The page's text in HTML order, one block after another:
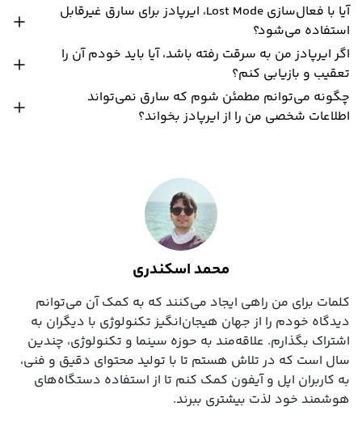
آیا با فعال‌سازی Lost Mode، ایرپادز برای سارق غیرقابل
استفاده می‌شود؟
اگر ایرپادز من به سرقت رفته باشد، آیا باید خودم آن را
تعقیب و بازیابی کنم؟
چگونه می‌توانم مطمئن شوم که سارق نمی‌تواند
اطلاعات شخصی من را از ایرپادز بخواند؟
محمد اسکندری
کلمات برای من راهی ایجاد می‌کنند که به کمک آن می‌توانم
دیدگاه خودم را از جهان هیجان‌انگیز تکنولوژی با دیگران به
اشتراک بگذارم. علاقه‌مند به حوزه سینما و تکنولوژی، چندین
سال است که در تلاش هستم تا با تولید محتوای دقیق و فنی،
به کاربران اپل و آیفون کمک کنم تا از استفاده دستگاه‌های
هوشمند خود لذت بیشتری ببرند.